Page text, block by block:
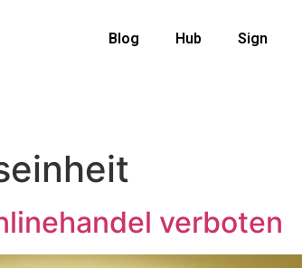
Blog Hub Sign
verboten